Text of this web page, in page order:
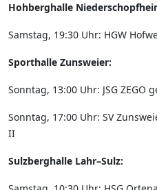
Hohberghalle
Samstag, 19:30 Uhr: HGW
Sporthalle Zunsweier:
Sonntag, 13:00 Uhr: JSG ZEGO
Sonntag, 17:00 Uhr: SV
II
Sulzberghalle Lahr–Sulz: